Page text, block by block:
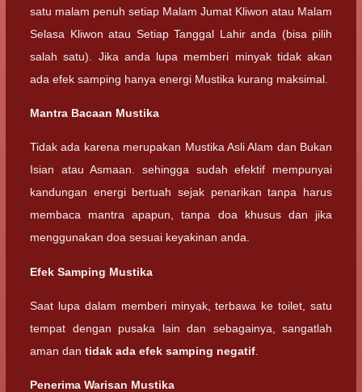
satu malam penuh setiap Malam Jumat Kliwon atau Malam
Selasa Kliwon atau Setiap Tanggal Lahir anda (bisa pilih
salah satu). Jika anda lupa memberi minyak tidak akan
ada efek samping hanya energi Mustika kurang maksimal.
Mantra Bacaan Mustika
Tidak ada karena merupakan Mustika Asli Alam dan Bukan
Isian atau Asmaan. sehingga sudah efektif mempunyai
kandungan energi bertuah sejak penarikan tanpa harus
membaca mantra apapun, tanpa doa khusus dan jika
menggunakan doa sesuai keyakinan anda.
Efek Samping Mustika
Saat lupa dalam memberi minyak, terbawa ke toilet, satu
tempat dengan pusaka lain dan sebagainya, sangatlah
aman dan tidak ada efek samping negatif
Penerima Warisan Mustika